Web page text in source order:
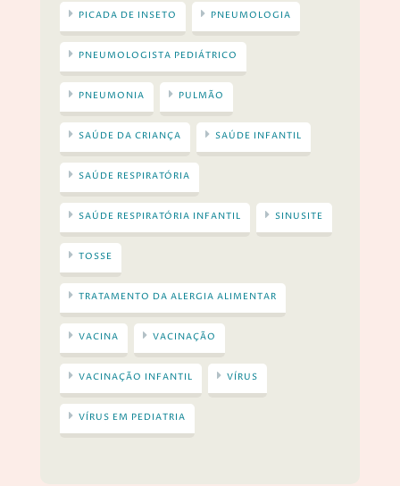
PICADA DE INSETO PNEUMOLOGIA
PNEUMOLOGISTA PEDIÁTRICO
PNEUMONIA PULMÃO
SAÚDE DA CRIANÇA SAÚDE INFANTIL
SAÚDE RESPIRATÓRIA
SAÚDE RESPIRATÓRIA INFANTIL SINUSITE
TOSSE
TRATAMENTO DA ALERGIA ALIMENTAR
VACINA VACINAÇÃO
VACINAÇÃO INFANTIL VÍRUS
VÍRUS EM PEDIATRIA